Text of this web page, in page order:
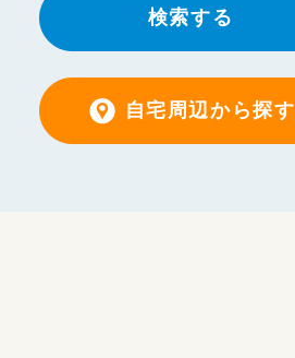
検索する
自宅周辺から探す